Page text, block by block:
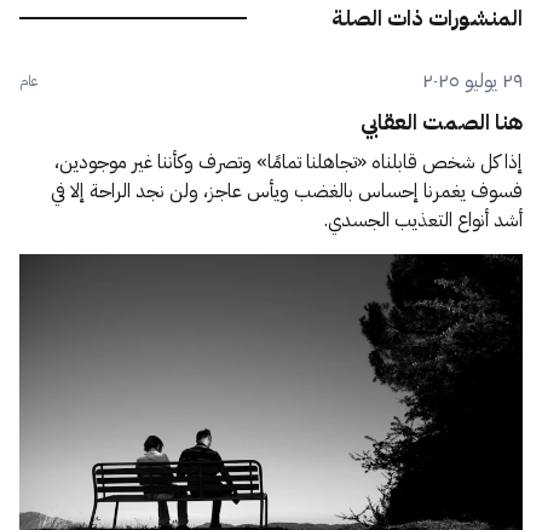
المنشورات ذات الصلة
٢٩ يوليو ٢٠٢٥ عام
هنا الصمت العقابي
إذا كل شخص قابلناه «تجاهلنا تمامًا» وتصرف وكأننا غير موجودين،
فسوف يغمرنا إحساس بالغضب ويأس عاجز، ولن نجد الراحة إلا في
أشد أنواع التعذيب الجسدي.